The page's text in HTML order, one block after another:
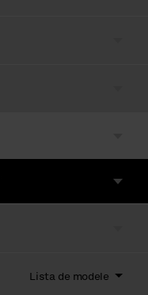
Lista de modele